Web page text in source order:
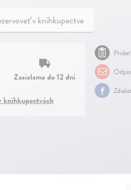
v kníhkupectve
Zasielame do 12 dní
kníhkupectvách